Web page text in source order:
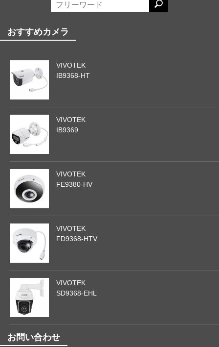
おすすめカメラ
VIVOTEK
IB9368-HT
VIVOTEK
IB9369
VIVOTEK
FE9380-HV
VIVOTEK
FD9368-HTV
VIVOTEK
SD9368-EHL
お問い合わせ